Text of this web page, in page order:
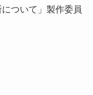
ついて」製作委員